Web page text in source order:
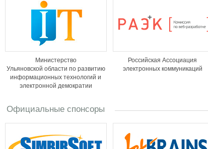
Министерство
Ульяновской области по развитию
информационных технологий и
электронной демократии
Российская Ассоциация
электронных коммуникаций
Официальные спонсоры